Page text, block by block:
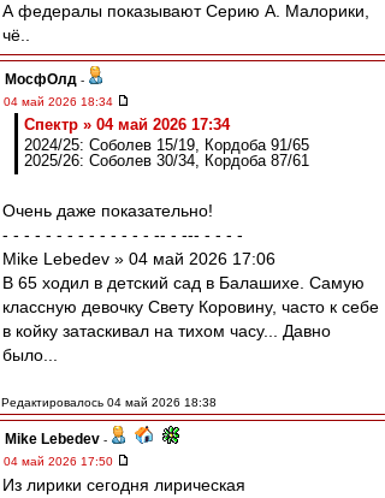
А федералы показывают Серию А. Малорики,
чё..
МосфОлд -
04 май 2026 18:34
Спектр » 04 май 2026 17:34
2024/25: Соболев 15/19, Кордоба 91/65
2025/26: Соболев 30/34, Кордоба 87/61
Очень даже показательно!
- - - - - - - - - - - - - - -- - --- - - - -
Mike Lebedev » 04 май 2026 17:06
В 65 ходил в детский сад в Балашихе. Самую
классную девочку Свету Коровину, часто к себе
в койку затаскивал на тихом часу... Давно
было...
Редактировалось 04 май 2026 18:38
Mike Lebedev -
04 май 2026 17:50
Из лирики сегодня лирическая